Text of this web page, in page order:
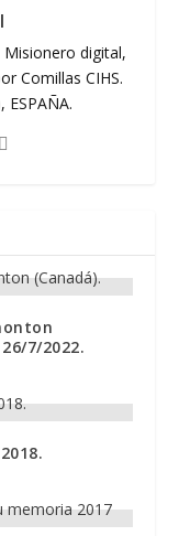
Misionero digital,
Comillas CIHS.
ESPAÑA.
7/2022.